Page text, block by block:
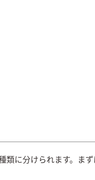
類に分けられます。ま